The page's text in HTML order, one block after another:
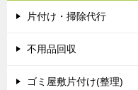
片付け・掃除代行
不用品回収
ゴミ屋敷片付け(整理)